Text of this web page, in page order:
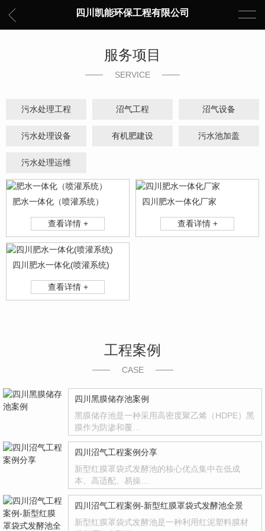
四川凯能环保工程有限公司
服务项目
SERVICE
污水处理工程 沼气工程 沼气设备
污水处理设备 有机肥建设 污水池加盖
污水处理运维
肥水一体化（喷灌系统）
查看详情 +
四川肥水一体化厂家
查看详情 +
四川肥水一体化(喷灌系统)
查看详情 +
工程案例
CASE
四川黑膜储存池案例
黑膜储存池是一种采用高密度聚乙烯（HDPE）黑
膜作为防渗和覆…
四川沼气工程案例分享
新型红膜罩袋式发酵池的核心优点集中在低成
本、高适配、易操…
四川沼气工程案例-新型红膜罩袋式发酵池全景
新型红膜罩袋式发酵池是一种利用红泥塑料膜材